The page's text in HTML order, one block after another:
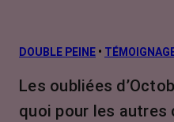
DOUBLE PEINE •
Les oubliées
quoi pour les autres